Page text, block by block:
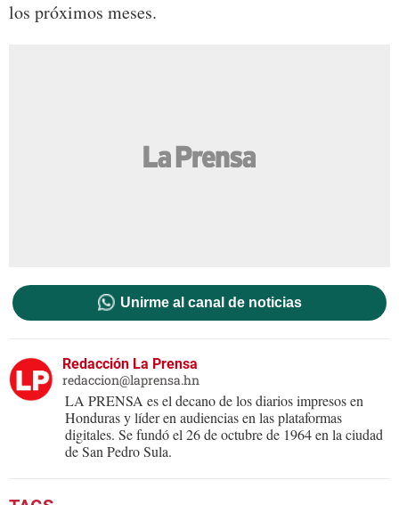
los próximos meses.
Unirme al canal de noticias
Redacción La Prensa
redaccion@laprensa.hn
LA PRENSA es el decano de los diarios impresos en
Honduras y líder en audiencias en las plataformas
digitales. Se fundó el 26 de octubre de 1964 en la ciudad
de San Pedro Sula.